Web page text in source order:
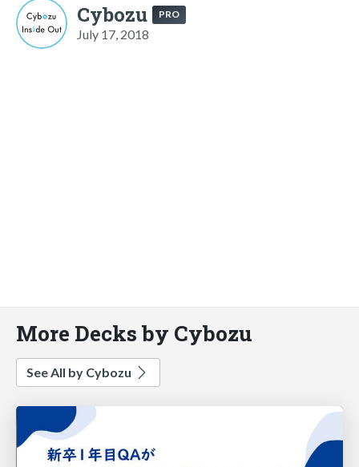
Cybozu PRO
July 17, 2018
More Decks by Cybozu
See All by Cybozu